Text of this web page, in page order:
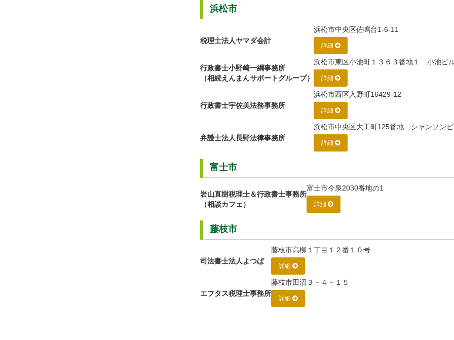
浜松市
税理士法人ヤマダ会計
浜松市中央区佐鳴台1-6-11
詳細
行政書士小野崎一綱事務所
（相続えんまんサポートグループ）
浜松市東区小池町１３６３番地１ 小池ビ
詳細
行政書士宇佐美法務事務所
浜松市西区入野町16429-12
詳細
弁護士法人長野法律事務所
浜松市中央区大工町125番地 シャンソン
詳細
富士市
岩山直樹税理士＆行政書士事務所
（相談カフェ）
富士市今泉2030番地の1
詳細
藤枝市
司法書士法人よつば
藤枝市高柳１丁目１２番１０号
詳細
エフタス税理士事務所
藤枝市田沼３－４－１５
詳細